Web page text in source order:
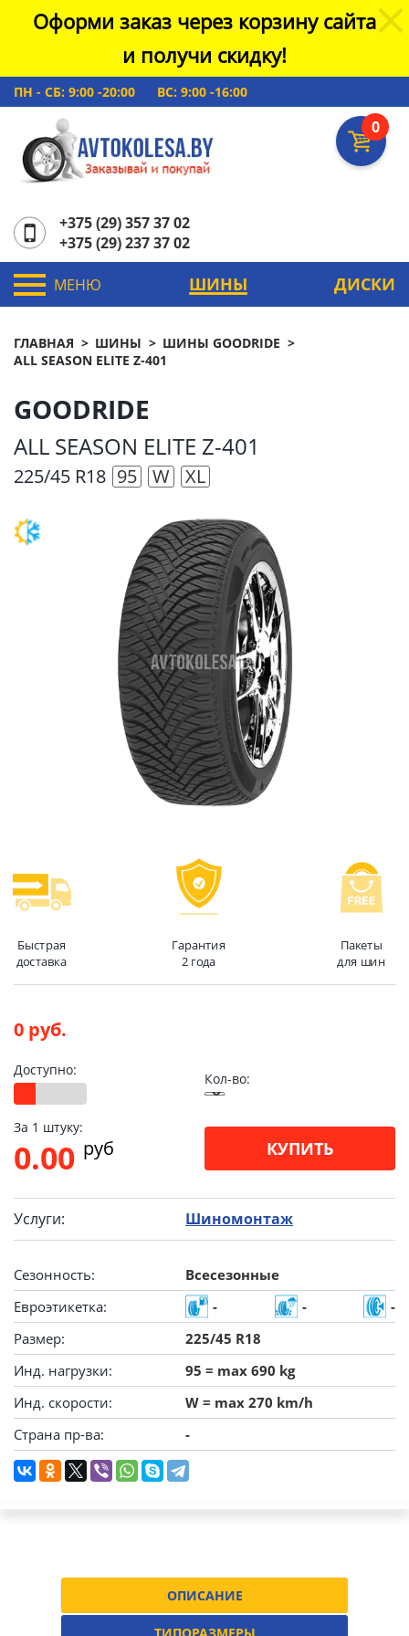
Оформи заказ через корзину сайта
и получи скидку!
ПН - СБ: 9:00 -20:00 ВС: 9:00 -16:00
0
+375 (29) 357 37 02
+375 (29) 237 37 02
МЕНЮ ШИНЫ ДИСКИ
ГЛАВНАЯ ШИНЫ
ШИНЫ GOODRIDE
ALL SEASON ELITE Z-401
GOODRIDE
ALL SEASON ELITE Z-401
225/45 R18 95 W XL
Быстрая
доставка
Гарантия
2 года
Пакеты
для шин
0 руб.
Доступно:
Кол-во:
За 1 штуку:
0.00 pуб КУПИТЬ
Услуги: Шиномонтаж
Сезонность:
Всесезонные
Евроэтикетка:
- -
-
Размер:
225/45 R18
Инд. нагрузки:
95 = max 690 kg
Инд. скорости:
W = max 270 km/h
Страна пр-ва:
-
ОПИСАНИЕ
ТИПОРАЗМЕРЫ